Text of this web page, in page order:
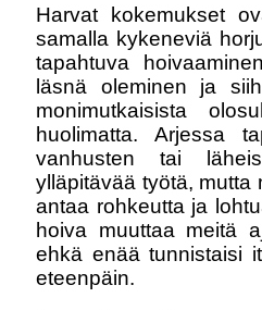
Harvat kokemukset
samalla kykeneviä
tapahtuva
läsnä oleminen ja
monimutkaisista
huolimatta. Arjessa
vanhusten tai
ylläpitävää työtä, mutta
antaa rohkeutta ja
hoiva muuttaa meitä
ehkä enää tunnistaisi
eteenpäin.